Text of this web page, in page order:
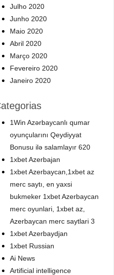
Julho 2020
Junho 2020
Maio 2020
Abril 2020
Março 2020
Fevereiro 2020
Janeiro 2020
1Win Azərbaycanlı qumar
oyunçularını Qeydiyyat
Bonusu ilə salamlayır 620
1xbet Azerbajan
1xbet Azerbaycan,1xbet az
merc saytı, en yaxsi
bukmeker 1xbet Azerbaycan
merc oyunlari, 1xbet az,
Azerbaycan merc saytlari 3
1xbet Azerbaydjan
1xbet Russian
Ai News
Artificial intelligence